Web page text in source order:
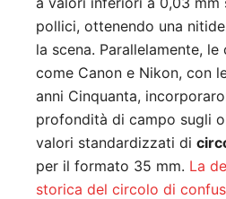
pollici, ottenendo una
la scena. Parallelamente, le
come Canon e Nikon, con
anni Cinquanta,
profondità di campo sugli
valori standardizzati di
per il formato 35 mm. La
storica del circolo di